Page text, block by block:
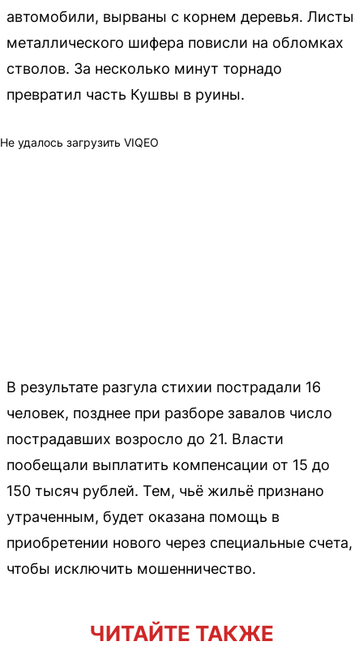
автомобили, вырваны с корнем деревья. Листы
металлического шифера повисли на обломках
стволов. За несколько минут торнадо
превратил часть Кушвы в руины.
Не удалось загрузить VIQEO
В результате разгула стихии пострадали 16
человек, позднее при разборе завалов число
пострадавших возросло до 21. Власти
пообещали выплатить компенсации от 15 до
150 тысяч рублей. Тем, чьё жильё признано
утраченным, будет оказана помощь в
приобретении нового через специальные счета,
чтобы исключить мошенничество.
ЧИТАЙТЕ ТАКЖЕ